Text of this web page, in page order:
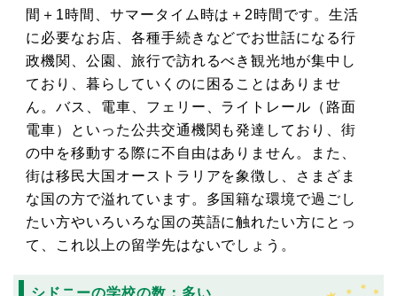
間＋1時間、サマータイム時は＋2時間です。生活
に必要なお店、各種手続きなどでお世話になる行
政機関、公園、旅行で訪れるべき観光地が集中し
ており、暮らしていくのに困ることはありませ
ん。バス、電車、フェリー、ライトレール（路面
電車）といった公共交通機関も発達しており、街
の中を移動する際に不自由はありません。また、
街は移民大国オーストラリアを象徴し、さまざま
な国の方で溢れています。多国籍な環境で過ごし
たい方やいろいろな国の英語に触れたい方にとっ
て、これ以上の留学先はないでしょう。
シドニーの学校の数：多い